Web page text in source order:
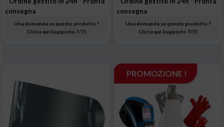
consegna
Una domanda su questo prodotto ?
Clicca qui (supporto 7/7)
consegna
Una domanda su questo prodotto ?
Clicca qui (supporto 7/7)
PROMOZIONE !